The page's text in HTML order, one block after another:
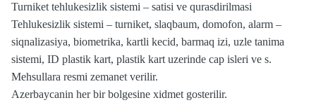
Turniket tehlukesizlik sistemi – satisi ve qurasdirilmasi
Tehlukesizlik sistemi – turniket, slaqbaum, domofon, alarm –
siqnalizasiya, biometrika, kartli kecid, barmaq izi, uzle tanima
sistemi, ID plastik kart, plastik kart uzerinde cap isleri ve s.
Mehsullara resmi zemanet verilir.
Azerbaycanin her bir bolgesine xidmet gosterilir.